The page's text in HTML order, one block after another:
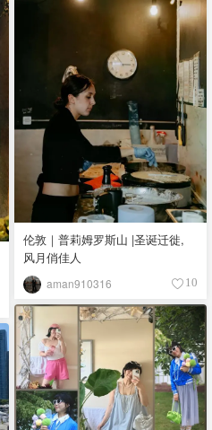
伦敦｜普莉姆罗斯山 |圣诞迁徙,
风月俏佳人
aman910316 10